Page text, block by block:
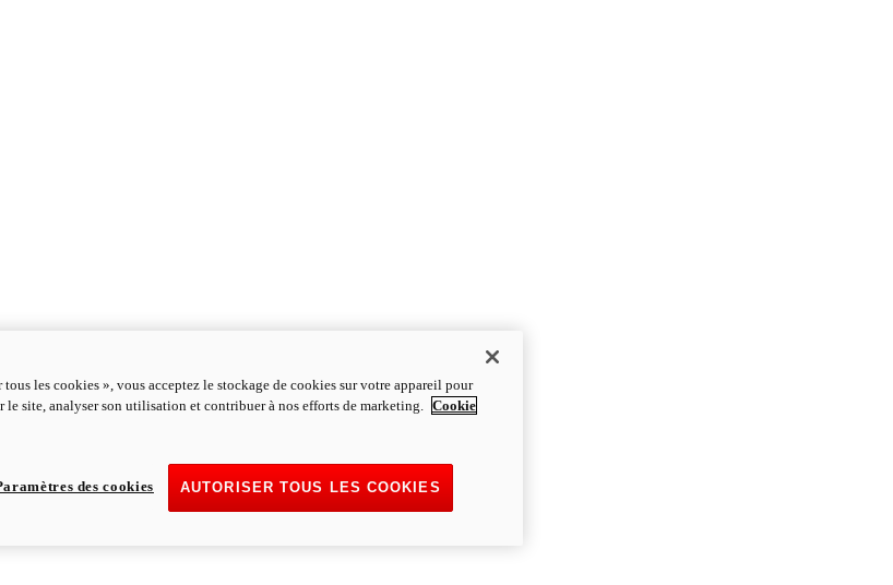
les cookies », vous acceptez le stockage de cookies sur votre appareil pour
le site, analyser son utilisation et contribuer à nos efforts de marketing. Cookie
AUTORISER TOUS LES COOKIES
des cookies